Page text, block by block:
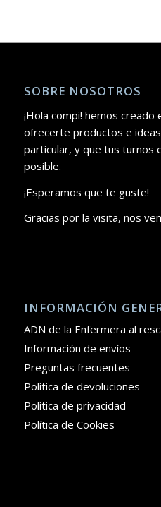
SOBRE NOSOTROS
¡Hola compi! hemos
ofrecerte productos e
particular, y que tus turnos
posible.
¡Esperamos que te guste!
Gracias por la visita, nos
INFORMACIÓN
ADN de la Enfermera al
Información de envíos
Preguntas frecuentes
Política de devoluciones
Política de privacidad
Política de Cookies